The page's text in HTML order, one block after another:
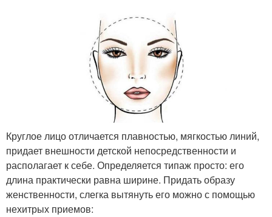
Круглое лицо отличается плавностью, мягкостью линий,
придает внешности детской непосредственности и
располагает к себе. Определяется типаж просто: его
длина практически равна ширине. Придать образу
женственности, слегка вытянуть его можно с помощью
нехитрых приемов: